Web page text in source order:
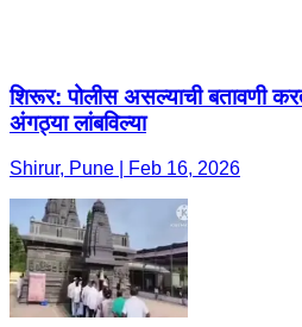
शिरूर: पोलीस असल्याची बतावणी
अंगठ्या लांबविल्या
Shirur, Pune | Feb 16, 2026